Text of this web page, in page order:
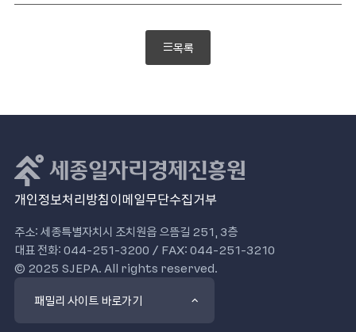
목록
개인정보처리방침이메일무단수집거부
주소: 세종특별자치시 조치원읍 으뜸길 251, 3층
대표 전화: 044-251-3200 / FAX: 044-251-3210
© 2025 SJEPA. All rights reserved.
패밀리 사이트 바로가기